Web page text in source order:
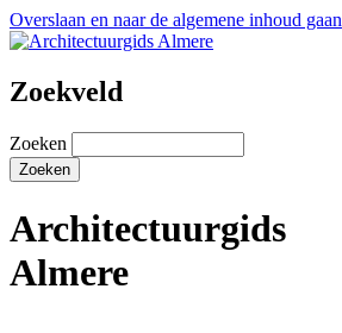
Overslaan en naar de algemene inhoud gaan
Zoekveld
Zoeken
Architectuurgids
Almere